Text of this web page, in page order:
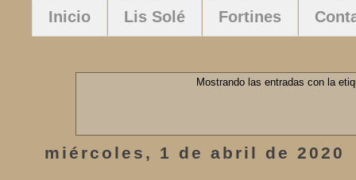
Inicio Lis Solé Fortines
Mostrando las entradas con la
miércoles, 1 de abril de 2020